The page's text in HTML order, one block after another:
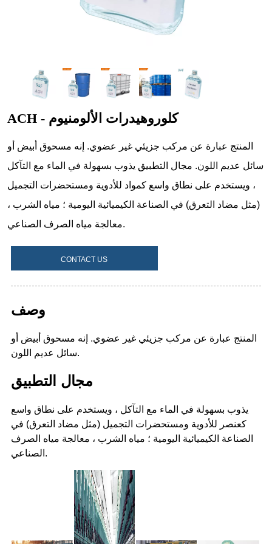
ACH - كلوروهيدرات الألومنيوم
CONTACT US